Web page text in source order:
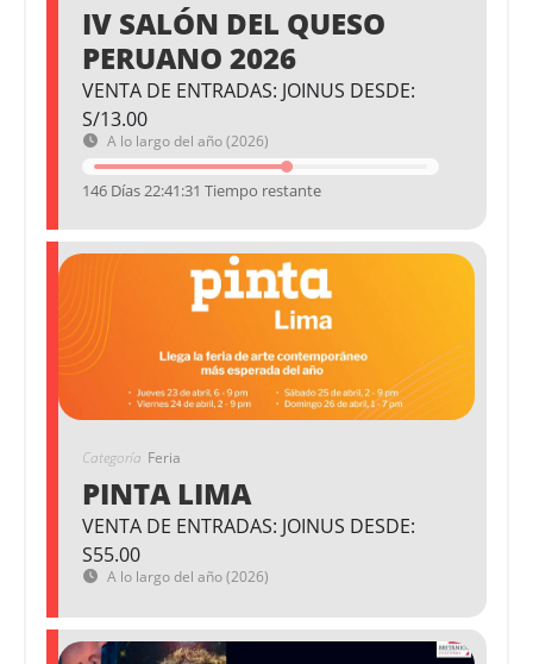
IV SALÓN DEL QUESO
PERUANO 2026
VENTA DE ENTRADAS: JOINUS DESDE:
S/13.00
A lo largo del año (2026)
146 Días 22:41:31 Tiempo restante
Categoría Feria
PINTA LIMA
VENTA DE ENTRADAS: JOINUS DESDE:
S55.00
A lo largo del año (2026)